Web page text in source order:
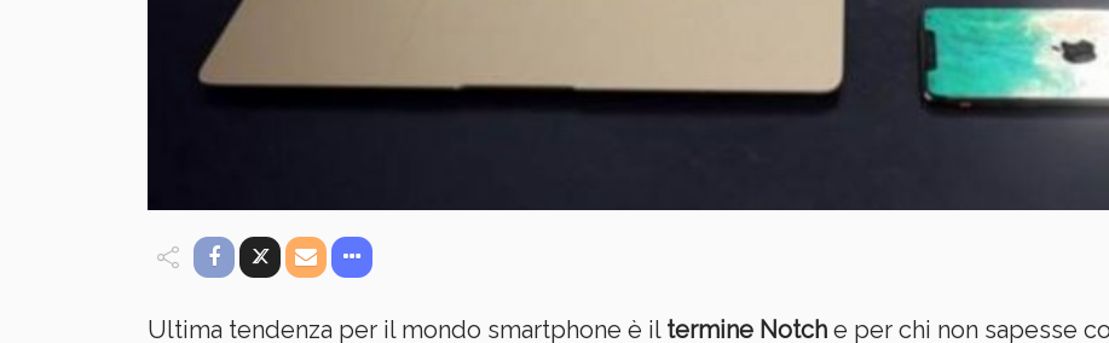
Ultima tendenza per il mondo smartphone è il termine Notch e per chi non sapesse